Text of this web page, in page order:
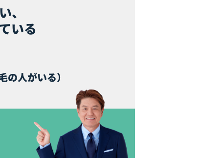
、
いる
の人がいる）